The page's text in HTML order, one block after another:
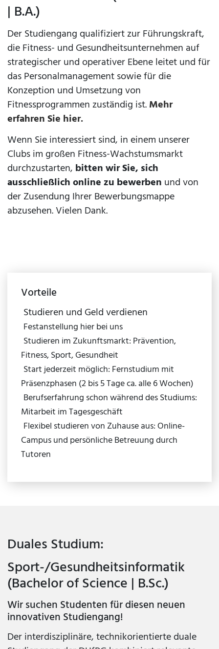
| B.A.)
Der Studiengang qualifiziert zur Führungskraft,
die Fitness- und Gesundheitsunternehmen auf
strategischer und operativer Ebene leitet und für
das Personalmanagement sowie für die
Konzeption und Umsetzung von
Fitnessprogrammen zuständig ist. Mehr
erfahren Sie hier.
Wenn Sie interessiert sind, in einem unserer
Clubs im großen Fitness-Wachstumsmarkt
durchzustarten, bitten wir Sie, sich
ausschließlich online zu bewerben und von
der Zusendung Ihrer Bewerbungsmappe
abzusehen. Vielen Dank.
Vorteile
Studieren und Geld verdienen
Festanstellung hier bei uns
Studieren im Zukunftsmarkt: Prävention,
Fitness, Sport, Gesundheit
Start jederzeit möglich: Fernstudium mit
Präsenzphasen (2 bis 5 Tage ca. alle 6 Wochen)
Berufserfahrung schon während des Studiums:
Mitarbeit im Tagesgeschäft
Flexibel studieren von Zuhause aus: Online-
Campus und persönliche Betreuung durch
Tutoren
Duales Studium:
Sport-/Gesundheitsinformatik
(Bachelor of Science | B.Sc.)
Wir suchen Studenten für diesen neuen
innovativen Studiengang!
Der interdisziplinäre, technikorientierte duale